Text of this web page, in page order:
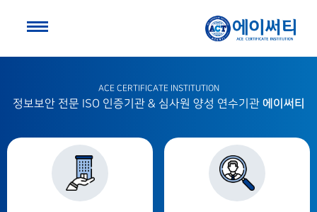
ACE CERTIFICATE INSTITUTION
정보보안 전문 ISO 인증기관 & 심사원 양성 연수기관 에이써티